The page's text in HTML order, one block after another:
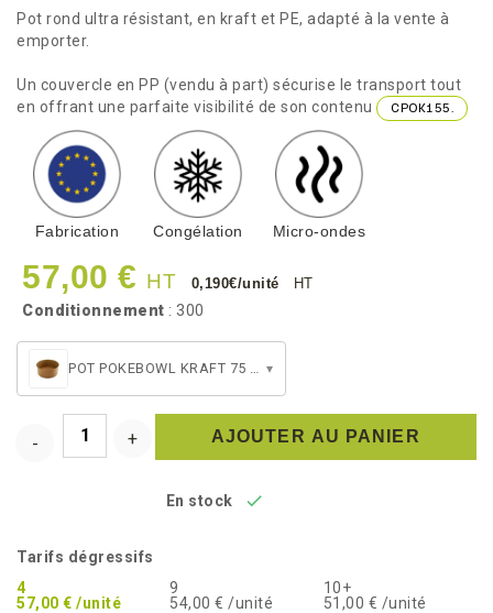
Pot rond ultra résistant, en kraft et PE, adapté à la vente à
emporter.
Un couvercle en PP (vendu à part) sécurise le transport tout
en offrant une parfaite visibilité de son contenu
CPOK155.
Fabrication Congélation Micro-ondes
57,00 € HT 0,190€/unité HT
Conditionnement : 300
▾
AJOUTER AU PANIER
En stock 
Tarifs dégressifs
4
57,00 € /unité
9
54,00 € /unité
10+
51,00 € /unité